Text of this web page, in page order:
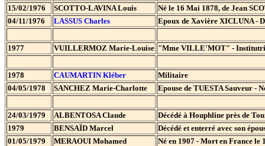
15/02/1976
SCOTTO-LAVINA Louis
Né le 16 Mai 1878, de Jean
04/11/1976
LASSUS Charles Epoux de Xavière XICLUNA -
1977 VUILLERMOZ Marie-Louise "Mme VILLE'MOT" -
1978 CAUMARTIN Kléber
Militaire
04/05/1978
SANCHEZ Marie-Charlotte Epouse de TUESTA Sauveur -
24/03/1979 ALBENTOSA Claude
Décédé à Houphline près de
1979
BENSAÏD Marcel
Décédé et enterré avec son
01/05/1979
MERAOUI Mohamed Né en 1907 - Mort en France